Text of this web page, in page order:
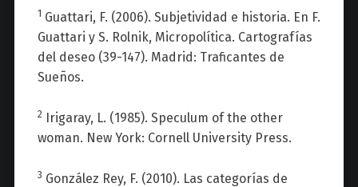
1 Guattari, F. (2006). Subjetividad e historia. En F.
Guattari y S. Rolnik, Micropolítica. Cartografías
del deseo (39-147). Madrid: Traficantes de
Sueños.
2Irigaray, L. (1985). Speculum of the other
woman. New York: Cornell University Press.
3 González Rey, F. (2010). Las categorías de